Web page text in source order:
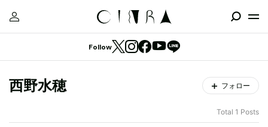
Follow
西野水穂 フォロー
Total 1 Posts